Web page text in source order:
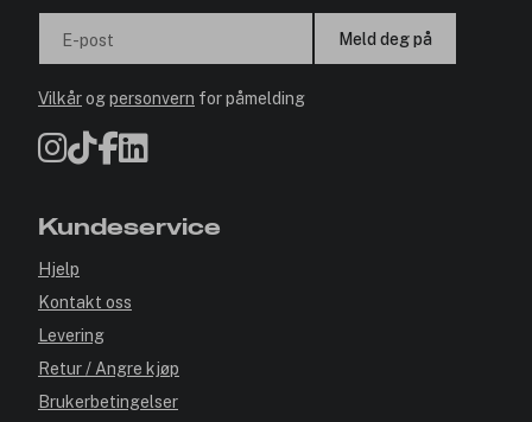
E-post Meld deg på
Vilkårogpersonvern for påmelding
Kundeservice
Hjelp
Kontakt oss
Levering
Retur / Angre kjøp
Brukerbetingelser